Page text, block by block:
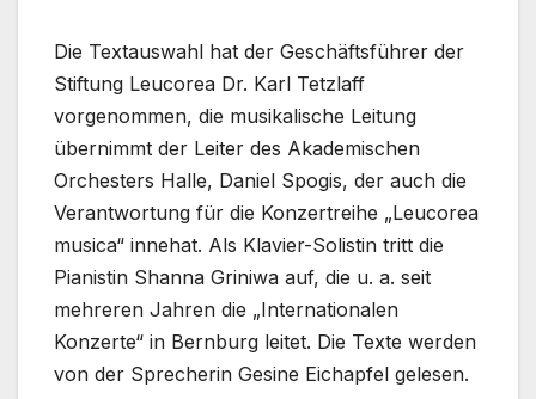
Die Textauswahl hat der Geschäftsführer der
Stiftung Leucorea Dr. Karl Tetzlaff
vorgenommen, die musikalische Leitung
übernimmt der Leiter des Akademischen
Orchesters Halle, Daniel Spogis, der auch die
Verantwortung für die Konzertreihe „Leucorea
musica“ innehat. Als Klavier-Solistin tritt die
Pianistin Shanna Griniwa auf, die u. a. seit
mehreren Jahren die „Internationalen
Konzerte“ in Bernburg leitet. Die Texte werden
von der Sprecherin Gesine Eichapfel gelesen.